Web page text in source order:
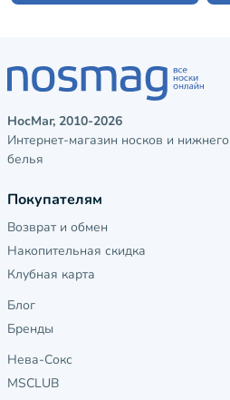
НосМаг, 2010-2026
Интернет-магазин носков и нижнего
белья
Покупателям
Возврат и обмен
Накопительная скидка
Клубная карта
Блог
Бренды
Нева-Сокс
MSCLUB